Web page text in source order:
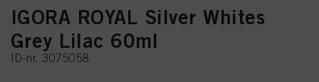
IGORA ROYAL Silver Whites
Grey Lilac 60ml
ID-nr. 3075058